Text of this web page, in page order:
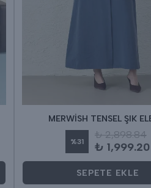
MERWİSH TENSEL ŞIK
%31
₺ 2,898.84
₺ 1,999.20
SEPETE EKLE